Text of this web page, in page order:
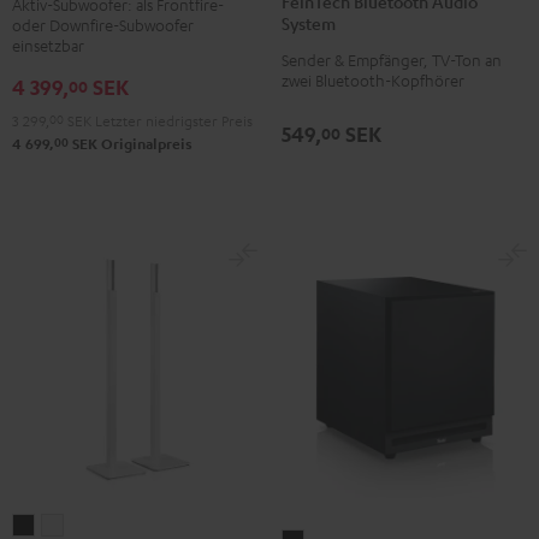
Schwarz
Aktiv-Subwoofer: als Frontfire-
oder Downfire-Subwoofer
einsetzbar
4 399,00 SEK
4 699, 00 SEK Originalpreis
Audio
Schwarz
System
Sender & Empfänger, TV-Ton an
zwei Bluetooth-Kopfhörer
549,00 SEK